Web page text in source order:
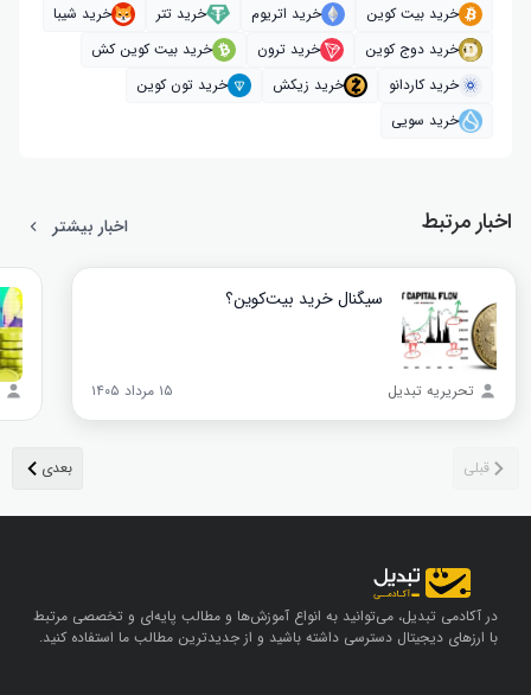
خرید بیت کوین خرید اتریوم خرید تتر
خرید شیبا
خرید دوج کوین
خرید ترون
خرید بیت کوین کش
خرید کاردانو
خرید زیکش
خرید تون کوین
خرید سویی
اخبار مرتبط اخبار بیشتر
سیگنال خرید بیت‌کوین؟
تحریریه تبدیل ۱۵ مرداد ۱۴۰۵
در آکادمی تبدیل، می‌توانید به انواع آموزش‌ها و مطالب پایه‌ای و تخصصی مرتبط
با ارزهای دیجیتال دسترسی داشته باشید و از جدیدترین مطالب ما استفاده کنید.